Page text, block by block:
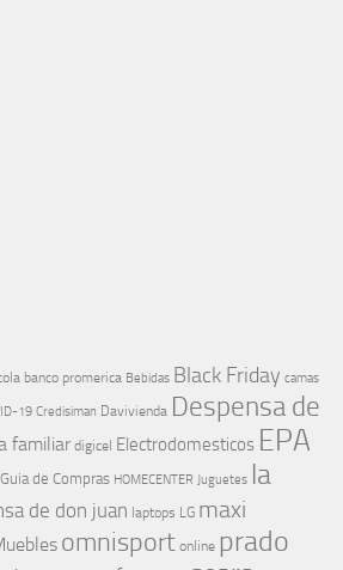
banco promerica Bebidas Black Friday camas
19 Credisiman Davivienda Despensa de
familiar digicel Electrodomesticos EPA
Guia de Compras HOMECENTER Juguetes la
de don juan laptops LG maxi
omnisport online prado